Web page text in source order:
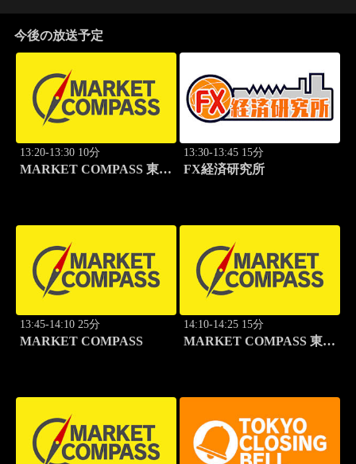
今後の放送予定
13:20-13:30 10分
MARKET COMPASS 東証
13:30-13:45 15分
FX経済研究所
13:45-14:10 25分
MARKET COMPASS
14:10-14:25 15分
MARKET COMPASS 東証